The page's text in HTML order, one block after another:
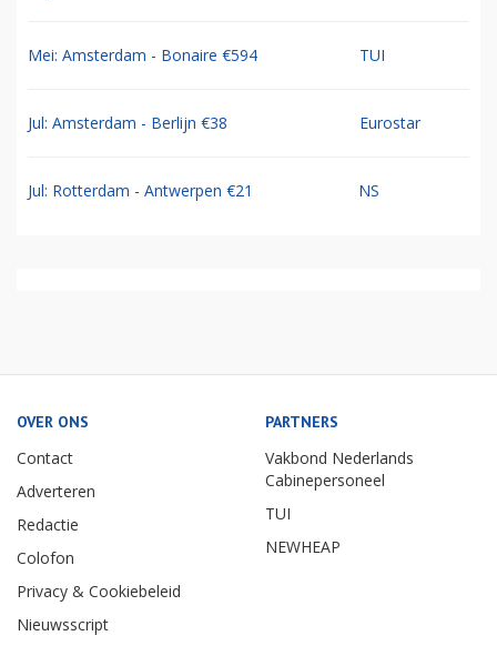
Mei: Amsterdam - Bonaire €594 TUI
Jul: Amsterdam - Berlijn €38 Eurostar
Jul: Rotterdam - Antwerpen €21 NS
OVER ONS
Contact
Adverteren
Redactie
Colofon
Privacy & Cookiebeleid
Nieuwsscript
PARTNERS
Vakbond Nederlands
Cabinepersoneel
TUI
NEWHEAP